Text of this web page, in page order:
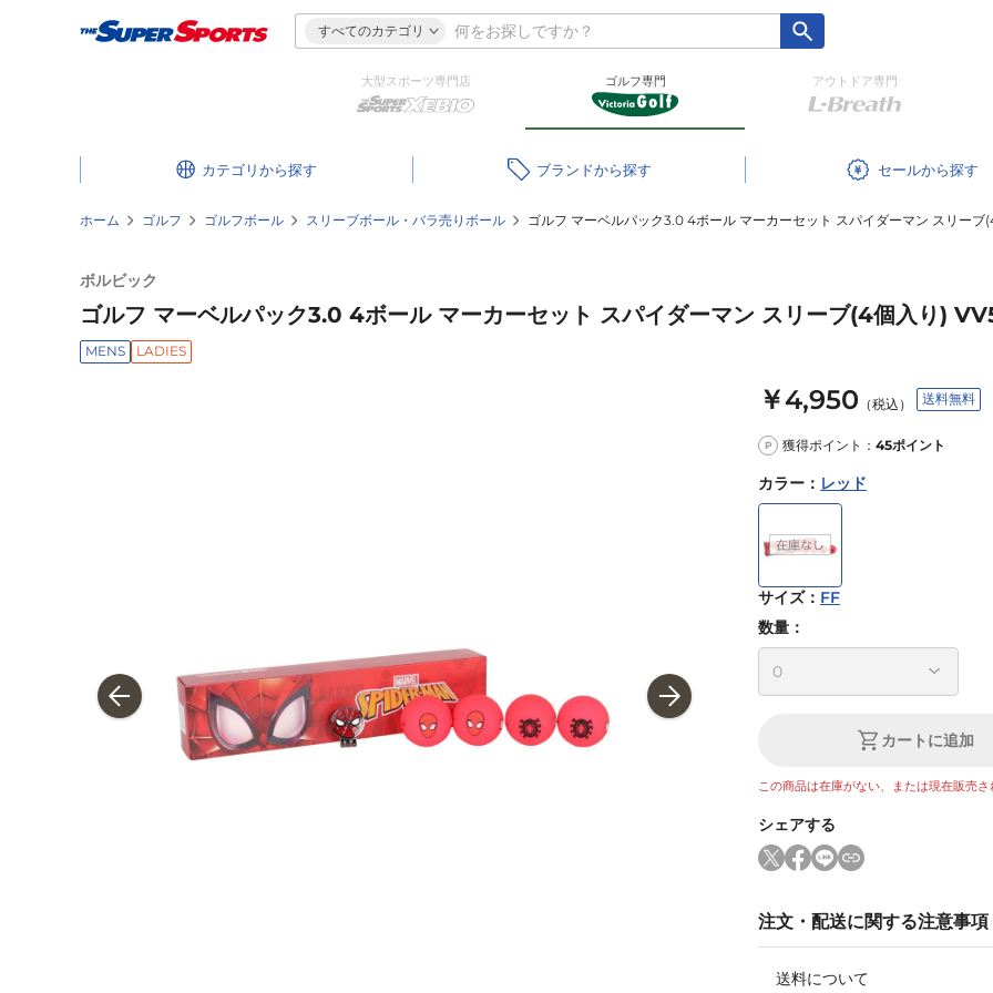
すべてのカテゴリ
大型スポーツ専門店 ゴルフ専門 アウトドア専門
カテゴリ ブランド セール
ホーム ゴルフ ゴルフボール スリーブボール・バラ売りボール ゴルフ マーベルパック3.0 4ボール マーカーセット スパイダーマン スリー
ボルビック
ゴルフ マーベルパック3.0 4ボール マーカーセット スパイダーマン スリーブ(4個入り)
MENS LADIES
￥4,950 （税込） 送料無料
P 獲得ポイント： 45ポイント
カラー ： レッド
サイズ： FF
数量：
カートに追加
この商品は在庫がない、または現在販売さ
シェアする
注文・配送に関する注意事項
送料について